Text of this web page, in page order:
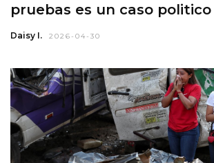
pruebas es un caso politico
Daisy I. 2026-04-30